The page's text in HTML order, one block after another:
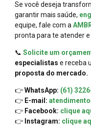
Se você deseja
garantir mais saúde,
equipe, fale com a
pronta para te atender
📞 Solicite um
especialistas e receba
proposta do mercado.
👉WhatsApp: (61)
👉 E-mail:
👉 Facebook: clique
👉 Instagram: clique